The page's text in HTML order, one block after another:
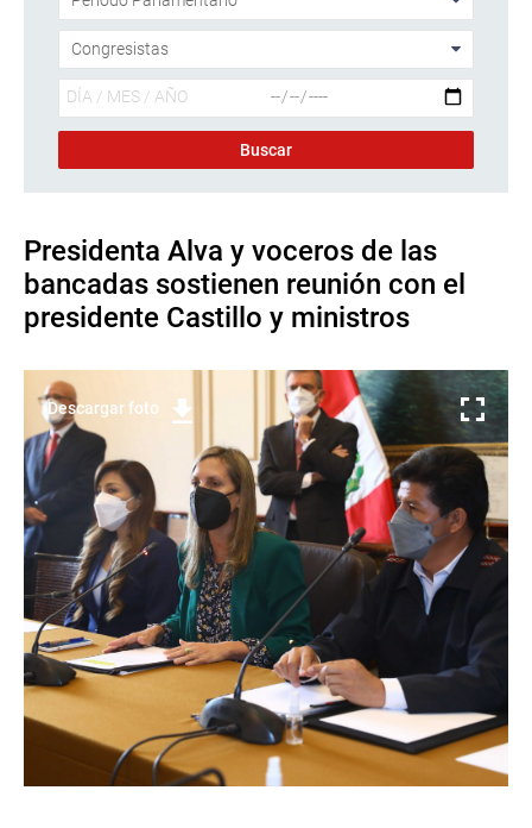
Presidenta Alva y voceros de las
bancadas sostienen reunión con el
presidente Castillo y ministros
Descargar foto